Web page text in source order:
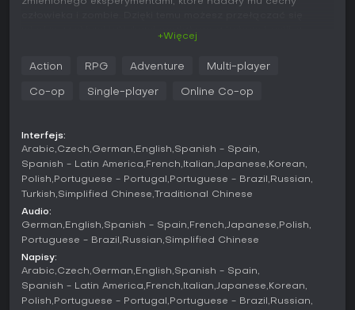
na eksploracji rozległego obszaru Castor Woods, z
różnorodnymi lokacjami takimi jak bagna, farmy i
kusz czy pistoletów. Mechaniki parkouru umożliwiają skoki
po dachach i wspinaczkę po przeszkodach, a pojazdy
służą do przemieszczania się i rozbijania hord zombie.
Kluczowy jest cykl dobowy: za dnia bezpieczniej zbierać
zasoby, ale noc aktywuje agresywniejsze zagrożenia, każąc
wybierać między ucieczką, ukryciem czy bijatyką.
Tryby gry
Gra skupia się na kampanii single-player z obsługą co-opu
do czterech graczy, dzięki czemu ekipy mogą wspólnie
przechodzić fabułę z wspólnym postępem. Ten tryb
kooperacji wpleciony jest naturalnie, umożliwiając
+Więcej
Action RPG Adventure Multi-player
Co-op Single-player Online Co-op
Interfejs:
Arabic Czech German English Spanish - Spain
Spanish - Latin America French Italian Japanese Korean
Polish Portuguese - Portugal Portuguese - Brazil
Russian
Turkish Simplified Chinese
Traditional Chinese
Audio:
German English Spanish - Spain French Japanese Polish
Portuguese - Brazil
Russian Simplified Chinese
Napisy:
Arabic Czech German English Spanish - Spain
Spanish - Latin America French Italian Japanese Korean
Polish Portuguese - Portugal Portuguese - Brazil
Russian